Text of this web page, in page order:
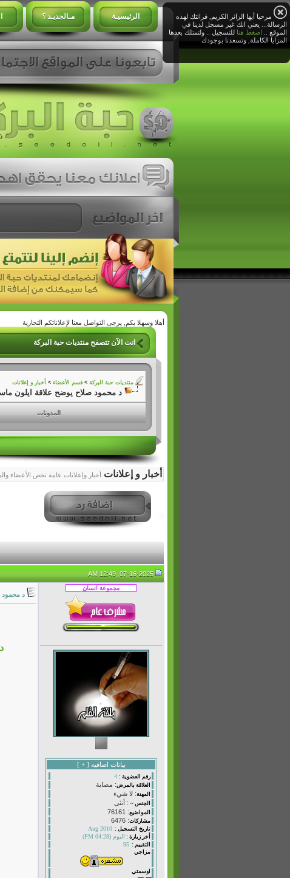
الرئيسيـة مـالجديـد ؟
أهلا وسهلا بكم, يرجى التواصل معنا لإعلاناتكم التجارية
انت الآن تتصفح منتديات حبة البركة
منتديات حبة البركة > قسم الأعضاء > أخبار و إعلانات
د محمود صلاح يوضح علاقة ايلون
المدونات
أخبار و إعلانات أخبار وإعلانات عامة تخص الأعضاء
07-16-2025, 12:49 AM
بيانات اضافيه [+
]
رقم العضوية : 4
العلاقة بالمرض: مصابة
المهنة: لا شيء
الجنس ~ : أنثى
المواضيع: 76161
مشاركات: 6476
تاريخ التسجيل : Aug 2010
أخر زيارة : اليوم (04:28 PM)
التقييم : 95
مزاجي
اوسمتي
د محمود
مرحبا أيها الزائر الكريم, قرائتك لهذه
الرسالة... يعني انك غير مسجل لدينا في
الموقع .. اضغط هنا للتسجيل .. ولتمتلك بعدها
المزايا الكاملة, وتسعدنا بوجودك